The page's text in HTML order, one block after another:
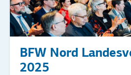
BFW Nord
2025